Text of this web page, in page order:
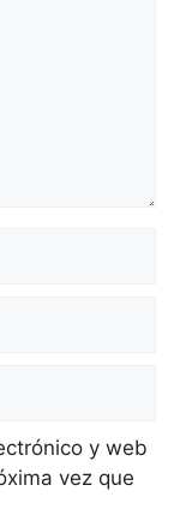
y web
vez que